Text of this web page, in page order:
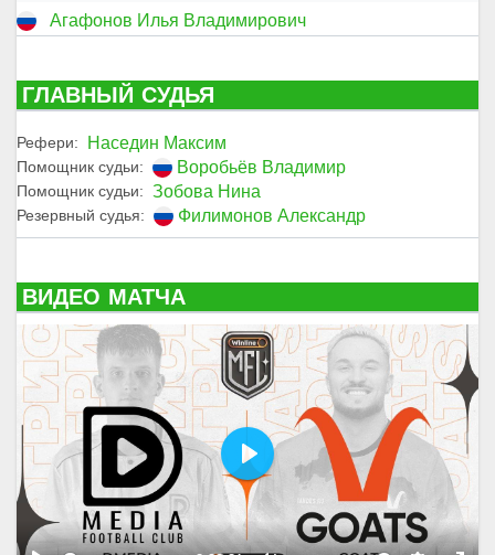
Агафонов Илья Владимирович
ГЛАВНЫЙ СУДЬЯ
Рефери: Наседин Максим
Помощник судьи: Воробьёв Владимир
Помощник судьи: Зобова Нина
Резервный судья: Филимонов Александр
ВИДЕО МАТЧА
P
l
a